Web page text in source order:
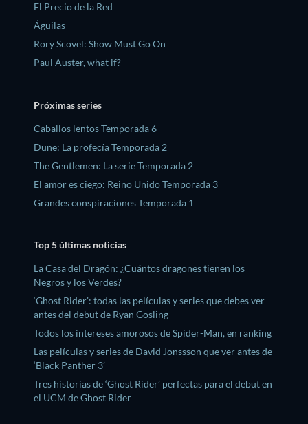
El Precio de la Red
Águilas
Rory Scovel: Show Must Go On
Paul Auster, what if?
Próximas series
Caballos lentos Temporada 6
Dune: La profecía Temporada 2
The Gentlemen: La serie Temporada 2
El amor es ciego: Reino Unido Temporada 3
Grandes conspiraciones Temporada 1
Top 5 últimas noticias
La Casa del Dragón: ¿Cuántos dragones tienen los
Negros y los Verdes?
‘Ghost Rider’: todas las películas y series que debes ver
antes del debut de Ryan Gosling
Todos los intereses amorosos de Spider-Man, en ranking
Las películas y series de David Jonssson que ver antes de
‘Black Panther 3’
Tres historias de ‘Ghost Rider’ perfectas para el debut en
el UCM de Ghost Rider